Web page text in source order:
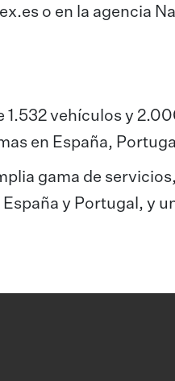
o en la agencia
1.532 vehículos y
en España,
gama de
y Portugal, y